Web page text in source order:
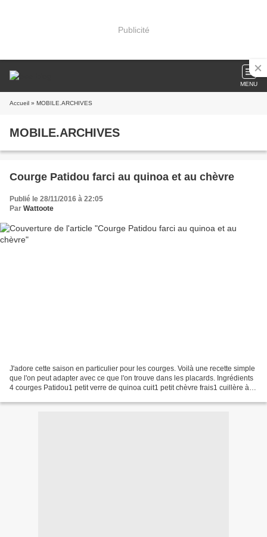
Publicité
MENU
Accueil » MOBILE.ARCHIVES
MOBILE.ARCHIVES
Courge Patidou farci au quinoa et au chèvre
Publié le 28/11/2016 à 22:05
Par Wattoote
J'adore cette saison en particulier pour les courges. Voilà une recette simple
que l'on peut adapter avec ce que l'on trouve dans les placards. Ingrédients
4 courges Patidou1 petit verre de quinoa cuit1 petit chèvre frais1 cuillère à